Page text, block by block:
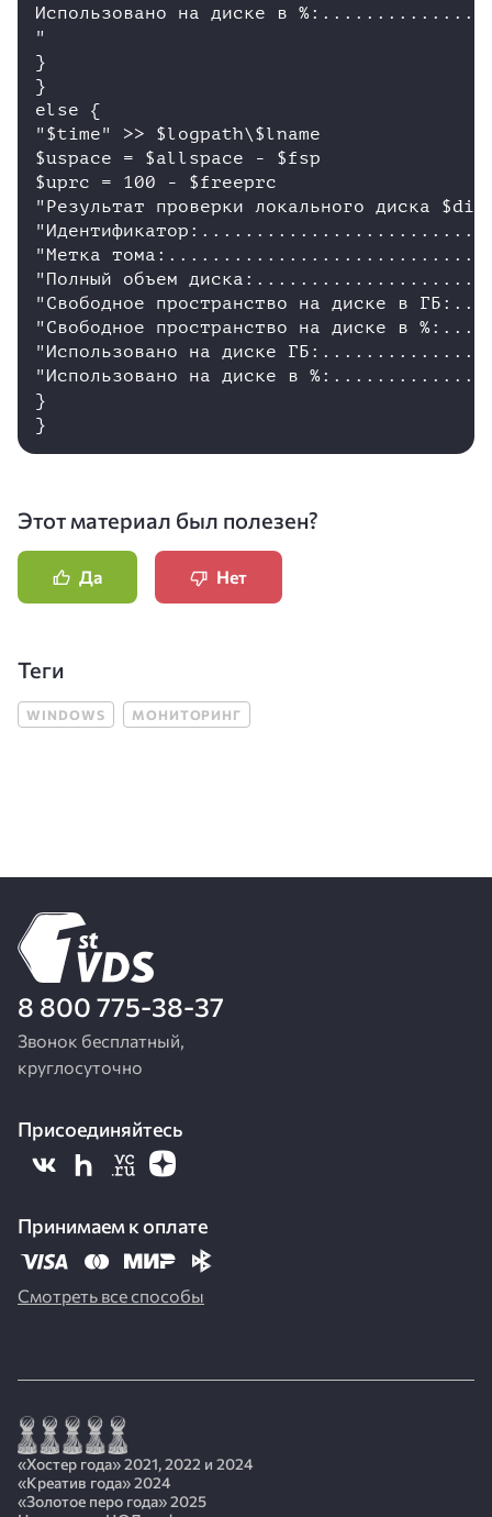
Использовано на диске в
"
}
}
else {
"$time" >> $logpath\$lname
$uspace = $allspace - $fsp
$uprc = 100 - $freeprc
"Результат проверки локального диска
"Метка
"Полный объем
"Свободное пространство на диске в
"Свободное пространство на диске в
"Использовано на диске
"Использовано на диске в
}
Этот материал был полезен?
Да Нет
Теги
WINDOWS МОНИТОРИНГ
8 800 775-38-37
Звонок бесплатный,
круглосуточно
Присоединяйтесь
Принимаем к оплате
Смотреть все способы
«Хостер года» 2021, 2022 и 2024
«Креатив года» 2024
«Золотое перо года» 2025